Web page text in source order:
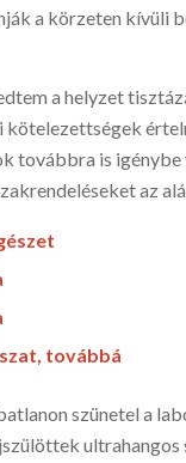
a körzeten kívüli
a helyzet
kötelezettségek
továbbra is igénybe
az
továbbá
szünetel a
ultrahangos